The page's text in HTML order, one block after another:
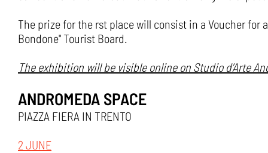
The prize for the rst place will consist in a Voucher for
Bondone" Tourist Board.
The exhibition will be visible online on Studio d’Arte
ANDROMEDA SPACE
PIAZZA FIERA IN TRENTO
2 JUNE